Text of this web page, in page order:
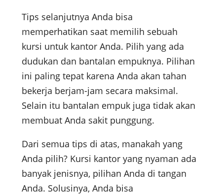
Tips selanjutnya Anda bisa
memperhatikan saat memilih sebuah
kursi untuk kantor Anda. Pilih yang ada
dudukan dan bantalan empuknya. Pilihan
ini paling tepat karena Anda akan tahan
bekerja berjam-jam secara maksimal.
Selain itu bantalan empuk juga tidak akan
membuat Anda sakit punggung.
Dari semua tips di atas, manakah yang
Anda pilih? Kursi kantor yang nyaman ada
banyak jenisnya, pilihan Anda di tangan
Anda. Solusinya, Anda bisa